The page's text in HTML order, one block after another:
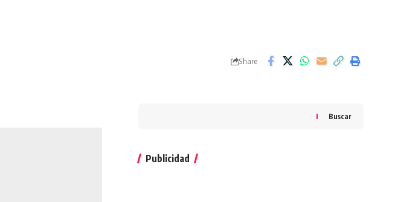
Share
Buscar
Publicidad